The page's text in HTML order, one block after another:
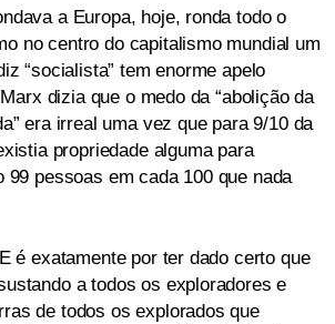
a Europa, hoje, ronda todo o
no centro do capitalismo mundial um
“socialista” tem enorme apelo
dizia que o medo da “abolição da
era irreal uma vez que para 9/10 da
propriedade alguma para
99 pessoas em cada 100 que nada
é exatamente por ter dado certo que
a todos os exploradores e
de todos os explorados que